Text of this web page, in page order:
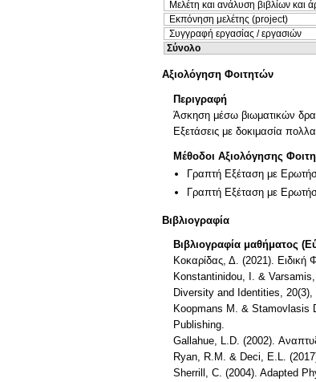
Μελέτη και ανάλυση βιβλίων και
Εκπόνηση μελέτης (project)
Συγγραφή εργασίας / εργασιών
Σύνολο
Αξιολόγηση Φοιτητών
Περιγραφή
Άσκηση μέσω βιωματικών
Εξετάσεις με δοκιμασία
Μέθοδοι Αξιολόγησης
Γραπτή Εξέταση με
Γραπτή Εξέταση με
Βιβλιογραφία
Βιβλιογραφία μαθήματος
Κοκαρίδας, Δ. (2021). Ειδική
Konstantinidou, I. &
Diversity and Identities, 20(3),
Koopmans M. & Stamovlasis
Publishing.
Gallahue, L.D. (2002).
Ryan, R.M. & Deci, E.L.
Sherrill, C. (2004). Adapted